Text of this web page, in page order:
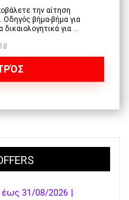
την αίτηση
Οδηγός βήμα-βήμα για
για ...
έως 31/08/2026 |